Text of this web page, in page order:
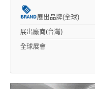
展出品牌(全球)
展出廠商(台灣)
全球展會